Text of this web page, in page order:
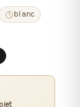
blanc